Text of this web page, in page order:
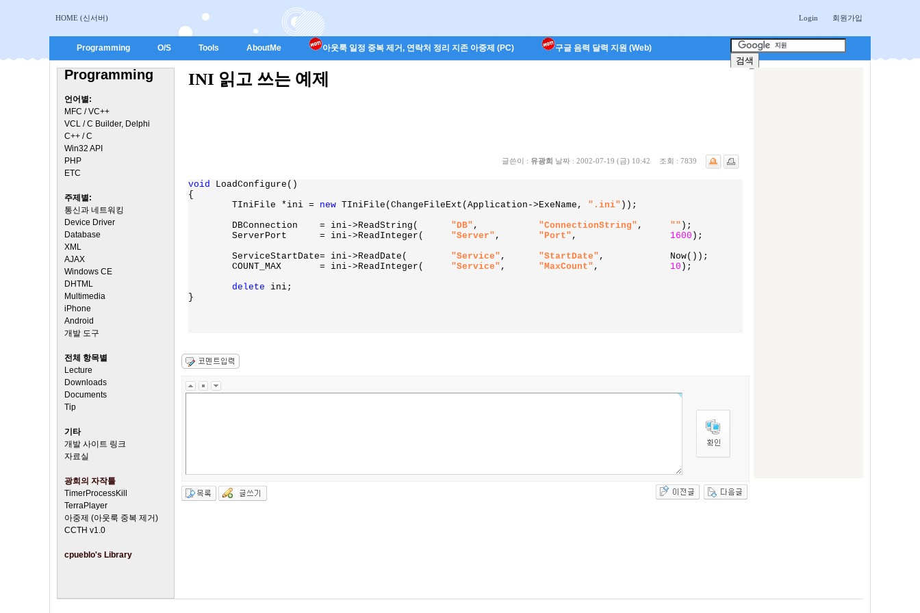
HOME (신서버) Login 회원가입
Programming O/S Tools AboutMe 아웃룩 일정 중복 제거, 연락처 정리 지존 아중제 (PC) 구글 음력 달력 지원 (Web)
Programming
언어별:
MFC / VC++
VCL / C Builder, Delphi
C++ / C
Win32 API
PHP
ETC
주제별:
통신과 네트워킹
Device Driver
Database
XML
AJAX
Windows CE
DHTML
Multimedia
iPhone
Android
개발 도구
전체 항목별
Lecture
Downloads
Documents
Tip
기타
개발 사이트 링크
자료실
광희의 자작툴
TimerProcessKill
TerraPlayer
아중제 (아웃룩 중복 제거)
CCTH v1.0
cpueblo's Library
INI 읽고 쓰는 예제
글쓴이 : 유광희 날짜 : 2002-07-19 (금) 10:42 조회 : 7839
void LoadConfigure()
{
	TIniFile *ini =
new TIniFile(ChangeFileExt(Application->ExeName, ".ini" ));
"DB" "ConnectionString" "" );
"Server" "Port" 1600 );
	ServiceStartDate= ini->ReadDate(
"Service" , "StartDate" ,		Now());
	COUNT_MAX	= ini->ReadInteger(
"Service" "MaxCount" 10 );
delete ini;
}